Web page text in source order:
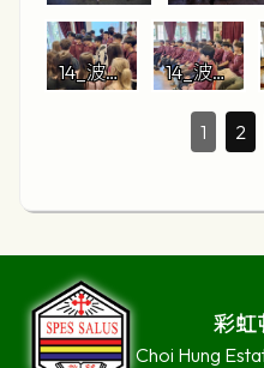
瓦河畔合
照
瓦河畔合
照2
14_波蘭
14_波蘭
活動2
1
2
彩虹
Choi Hung